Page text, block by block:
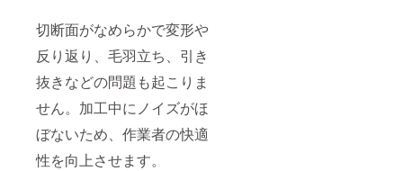
切断面がなめらかで変形や
反り返り、毛羽立ち、引き
抜きなどの問題も起こりま
せん。加工中にノイズがほ
ぼないため、作業者の快適
性を向上させます。